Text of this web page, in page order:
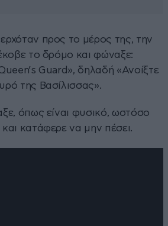
προς το μέρος της, την
το δρόμο και φώναξε:
Guard», δηλαδή «Ανοίξτε
της Βασίλισσας».
όπως είναι φυσικό, ωστόσο
κατάφερε να μην πέσει.